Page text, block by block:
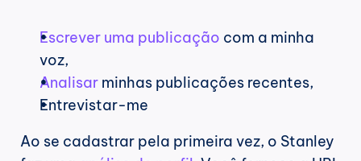
Escrever uma publicação com a minha
voz,
Analisar minhas publicações recentes,
Entrevistar-me
Ao se cadastrar pela primeira vez, o Stanley